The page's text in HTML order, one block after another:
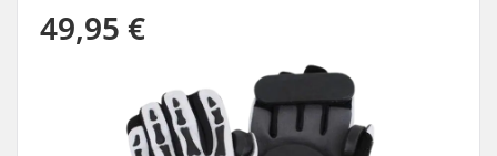
49,95 €